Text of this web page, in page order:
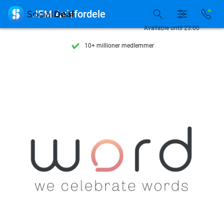
Tilgængelig 7 dage om ugen
10+ millioner medlemmer
Available until 23:00
 JFM Avisfordele